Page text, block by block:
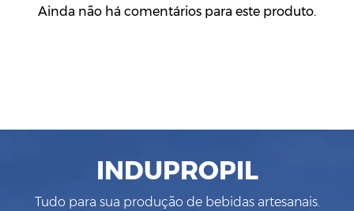
Ainda não há comentários para este produto.
INDUPROPIL
Tudo para sua produção de bebidas artesanais.